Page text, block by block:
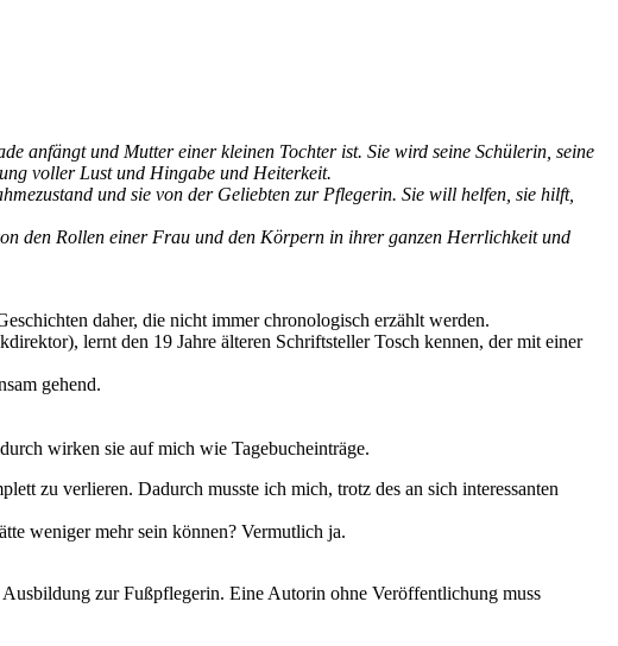
anfängt und Mutter einer kleinen Tochter ist. Sie wird seine Schülerin, seine
voller Lust und Hingabe und Heiterkeit.
und sie von der Geliebten zur Pflegerin. Sie will helfen, sie hilft,
den Rollen einer Frau und den Körpern in ihrer ganzen Herrlichkeit und
daher, die nicht immer chronologisch erzählt werden.
lernt den 19 Jahre älteren Schriftsteller Tosch kennen, der mit einer
gehend.
wirken sie auf mich wie Tagebucheinträge.
zu verlieren. Dadurch musste ich mich, trotz des an sich interessanten
weniger mehr sein können? Vermutlich ja.
zur Fußpflegerin. Eine Autorin ohne Veröffentlichung muss